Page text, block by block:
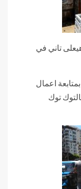
تاني في
اعمال
توك